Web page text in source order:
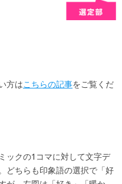
方はこちらの記事をご覧くだ
ックの1コマに対して文字デ
どちらも印象語の選択で「好